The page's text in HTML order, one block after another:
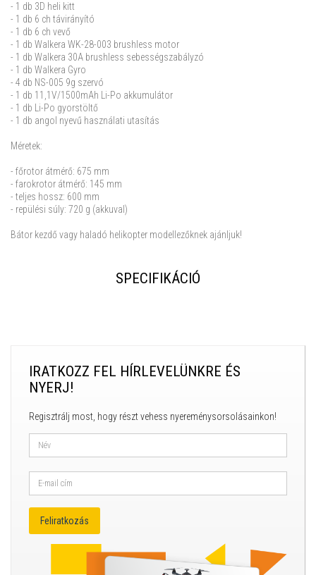
- 1 db 3D heli kitt
- 1 db 6 ch távirányító
- 1 db 6 ch vevő
- 1 db Walkera WK-28-003 brushless motor
- 1 db Walkera 30A brushless sebességszabályzó
- 1 db Walkera Gyro
- 4 db NS-005 9g szervó
- 1 db 11,1V/1500mAh Li-Po akkumulátor
- 1 db Li-Po gyorstöltő
- 1 db angol nyevű használati utasítás
Méretek:
- főrotor átmérő: 675 mm
- farokrotor átmérő: 145 mm
- teljes hossz: 600 mm
- repülési súly: 720 g (akkuval)
Bátor kezdő vagy haladó helikopter modellezőknek ajánljuk!
SPECIFIKÁCIÓ
IRATKOZZ FEL HÍRLEVELÜNKRE ÉS
NYERJ!
Regisztrálj most, hogy részt vehess nyereménysorsolásainkon!